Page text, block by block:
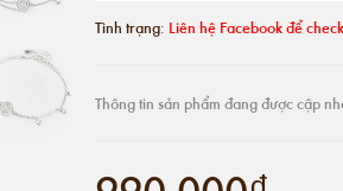
Tình trạng: Liên hệ Facebook để
Thông tin sản phẩm đang được cập